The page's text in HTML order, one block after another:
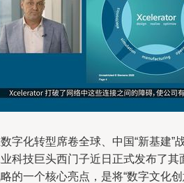
字化转型席卷全球、中国“新基建”
科技巨头西门子近日正式发布了
的一个核心亮点，是将“数字文化